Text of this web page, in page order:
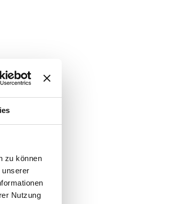
zu können
unserer
Nutzung